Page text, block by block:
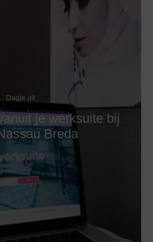
Dagje uit
je werksuite bij
Breda